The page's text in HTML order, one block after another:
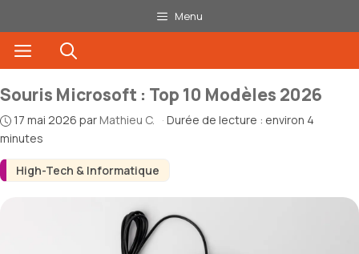
au
contenu
Menu
Menu
High-Tech & Informatique
Souris Microsoft : Top 10 Modèles 2026
17 mai 2026 par Mathieu C. · Durée de lecture : environ 4
minutes